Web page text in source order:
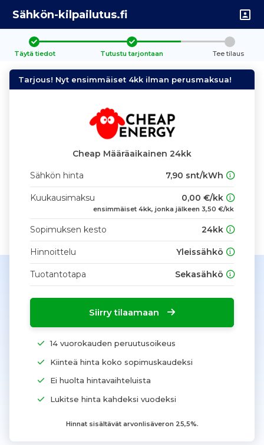
Sähkön-kilpailutus.fi
Täytä tiedot Tutustu tarjontaan Tee tilaus
Tarjous! Nyt ensimmäiset 4kk ilman perusmaksua!
Cheap Määräaikainen 24kk
Sähkön hinta 7,90 snt/kWh
Kuukausimaksu 0,00 €/kk
ensimmäiset 4kk, jonka jälkeen 3,50 €/kk
Sopimuksen kesto 24kk
Hinnoittelu Yleissähkö
Tuotantotapa Sekasähkö
Siirry tilaamaan
14 vuorokauden peruutusoikeus
Kiinteä hinta koko sopimuskaudeksi
Ei huolta hintavaihteluista
Lukitse hinta kahdeksi vuodeksi
Hinnat sisältävät arvonlisäveron 25,5%.